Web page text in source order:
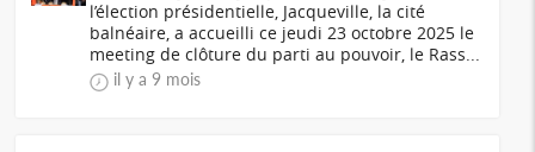
l’élection présidentielle, Jacqueville, la cité
balnéaire, a accueilli ce jeudi 23 octobre 2025 le
meeting de clôture du parti au pouvoir, le Rass...
il y a 9 mois